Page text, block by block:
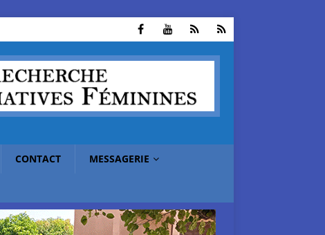
CONTACT MESSAGERIE